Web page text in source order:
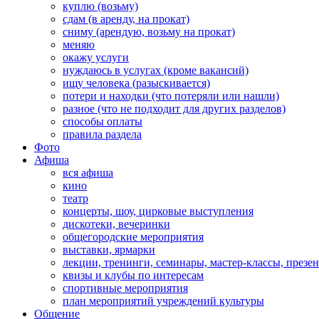
куплю (возьму)
сдам (в аренду, на прокат)
сниму (арендую, возьму на прокат)
меняю
окажу услуги
нуждаюсь в услугах (кроме вакансий)
ищу человека (разыскивается)
потери и находки (что потеряли или нашли)
разное (что не подходит для других разделов)
способы оплаты
правила раздела
Фото
Афиша
вся афиша
кино
театр
концерты, шоу, цирковые выступления
дискотеки, вечеринки
общегородские мероприятия
выставки, ярмарки
лекции, тренинги, семинары, мастер-классы,
квизы и клубы по интересам
спортивные мероприятия
план мероприятий учреждений культуры
Общение